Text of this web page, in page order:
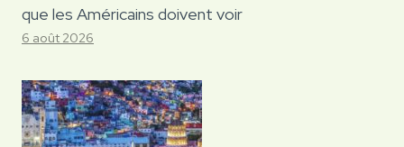
que les Américains doivent voir
6 août 2026